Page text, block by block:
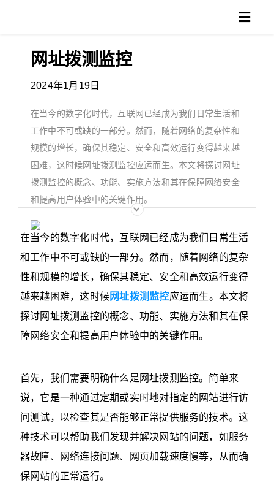
产品
客户
支持
博客
搜
索：
网址拨测监控
2024年1月19日
在当今的数字化时代，互联网已经成为我们日常生活和
工作中不可或缺的一部分。然而，随着网络的复杂性和
规模的增长，确保其稳定、安全和高效运行变得越来越
困难，这时候网址拨测监控​应运而生。本文将探讨网址
拨测监控的概念、功能、实施方法和其在保障网络安全
和提高用户体验中的关键作用。
在当今的数字化时代，互联网已经成为我们日常生活
和工作中不可或缺的一部分。然而，随着网络的复杂
性和规模的增长，确保其稳定、安全和高效运行变得
越来越困难，这时候网址拨测监控​应运而生。本文将
探讨网址拨测监控的概念、功能、实施方法和其在保
障网络安全和提高用户体验中的关键作用。
首先，我们需要明确什么是网址拨测监控。简单来
说，它是一种通过定期或实时地对指定的网站进行访
问测试，以检查其是否能够正常提供服务的技术。这
种技术可以帮助我们发现并解决网站的问题，如服务
器故障、网络连接问题、网页加载速度慢等，从而确
保网站的正常运行。